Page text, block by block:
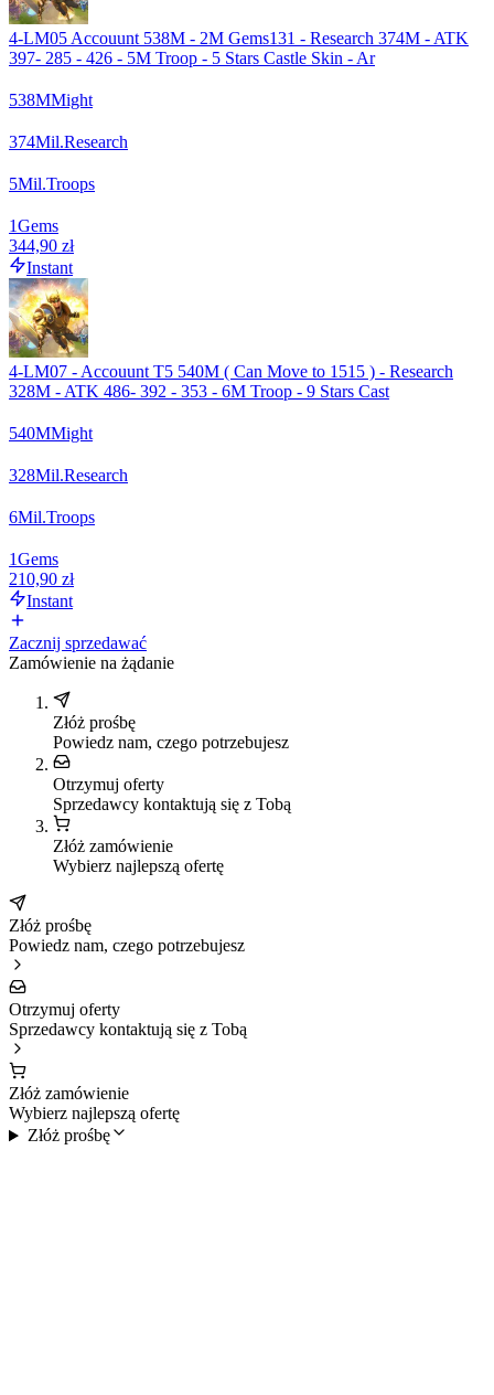
4-LM05 Accouunt 538M - 2M Gems131 - Research 374M - ATK
397- 285 - 426 - 5M Troop - 5 Stars Castle Skin - Ar
538MMight
374Mil.Research
5Mil.Troops
1Gems
344,90 zł
Instant
4-LM07 - Accouunt T5 540M ( Can Move to 1515 ) - Research
328M - ATK 486- 392 - 353 - 6M Troop - 9 Stars Cast
540MMight
328Mil.Research
6Mil.Troops
1Gems
210,90 zł
Instant
Zacznij sprzedawać
Zamówienie na żądanie
Złóż prośbę
Powiedz nam, czego potrzebujesz
Otrzymuj oferty
Sprzedawcy kontaktują się z Tobą
Złóż zamówienie
Wybierz najlepszą ofertę
Złóż prośbę
Powiedz nam, czego potrzebujesz
Otrzymuj oferty
Sprzedawcy kontaktują się z Tobą
Złóż zamówienie
Wybierz najlepszą ofertę
Złóż prośbę